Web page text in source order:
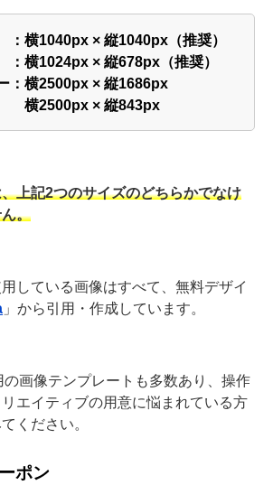
横1040px × 縦1040px（推奨）
横1024px × 縦678px（推奨）
：横2500px × 縦1686px
× 縦843px
上記2つのサイズのどちらかでなけ
。
している画像はすべて、無料デザイ
」から引用・作成しています。
画像テンプレートも多数あり、操作
エイティブの用意に悩まれている方
ください。
ポン